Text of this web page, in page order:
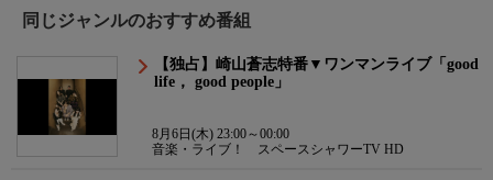
同じジャンルのおすすめ番組
【独占】崎山蒼志特番▼ワンマンライブ「good
life， good people」
8月6日(木) 23:00～00:00
音楽・ライブ！ スペースシャワーTV HD